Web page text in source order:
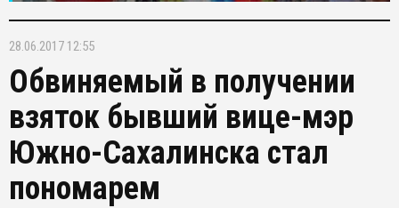
28.06.2017 12:55
Обвиняемый в получении
взяток бывший вице-мэр
Южно-Сахалинска стал
пономарем